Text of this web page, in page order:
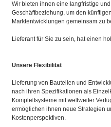
Wir bieten ihnen eine langfristige
Geschäftbeziehung, um den künftigen
Marktentwicklungen gemeinsam zu
Lieferant für Sie zu sein, hat einen
Unsere Flexibilität
Lieferung von Bauteilen und
nach ihren Spezifikationen als
Komplettsysteme mit weltweiter
ermöglichen ihnen neue Strategien
Kostenperspektiven.